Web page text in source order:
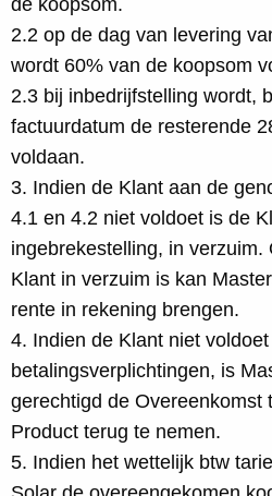
de koopsom.
2.2 op de dag van levering
wordt 60% van de koopsom
2.3 bij inbedrijfstelling wordt,
factuurdatum de resterende
voldaan.
3. Indien de Klant aan de
4.1 en 4.2 niet voldoet is de
ingebrekestelling, in
Klant in verzuim is kan
rente in rekening brengen.
4. Indien de Klant niet
betalingsverplichtingen, is
gerechtigd de Overeenkomst
Product terug te nemen.
5. Indien het wettelijk btw